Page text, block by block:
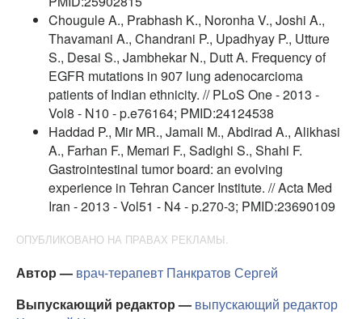
Chougule A., Prabhash K., Noronha V., Joshi A.,
Thavamani A., Chandrani P., Upadhyay P., Utture
S., Desai S., Jambhekar N., Dutt A. Frequency of
EGFR mutations in 907 lung adenocarcioma
patients of Indian ethnicity. // PLoS One - 2013 -
Vol8 - N10 - p.e76164; PMID:24124538
Haddad P., Mir MR., Jamali M., Abdirad A., Alikhasi
A., Farhan F., Memari F., Sadighi S., Shahi F.
Gastrointestinal tumor board: an evolving
experience in Tehran Cancer Institute. // Acta Med
Iran - 2013 - Vol51 - N4 - p.270-3; PMID:23690109
ОПУБЛИКОВАНО НА ПРАВАХ РЕКЛАМЫ.
Автор — врач-терапевт Панкратов Сергей
Выпускающий редактор — выпускающий редактор